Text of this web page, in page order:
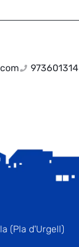
973601314
(Pla d'Urgell)